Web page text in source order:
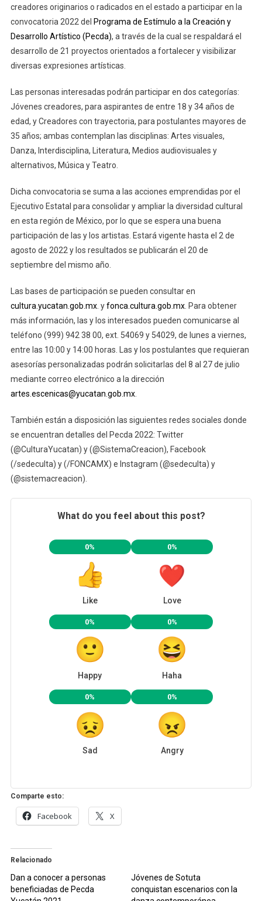
creadores originarios o radicados en el estado a participar en la
convocatoria 2022 del Programa de Estímulo a la Creación y
Desarrollo Artístico (Pecda), a través de la cual se respaldará el
desarrollo de 21 proyectos orientados a fortalecer y visibilizar
diversas expresiones artísticas.
Las personas interesadas podrán participar en dos categorías:
Jóvenes creadores, para aspirantes de entre 18 y 34 años de
edad, y Creadores con trayectoria, para postulantes mayores de
35 años; ambas contemplan las disciplinas: Artes visuales,
Danza, Interdisciplina, Literatura, Medios audiovisuales y
alternativos, Música y Teatro.
Dicha convocatoria se suma a las acciones emprendidas por el
Ejecutivo Estatal para consolidar y ampliar la diversidad cultural
en esta región de México, por lo que se espera una buena
participación de las y los artistas. Estará vigente hasta el 2 de
agosto de 2022 y los resultados se publicarán el 20 de
septiembre del mismo año.
Las bases de participación se pueden consultar en
cultura.yucatan.gob.mx. yfonca.cultura.gob.mx. Para obtener
más información, las y los interesados pueden comunicarse al
teléfono (999) 942 38 00, ext. 54069 y 54029, de lunes a viernes,
entre las 10:00 y 14:00 horas. Las y los postulantes que requieran
asesorías personalizadas podrán solicitarlas del 8 al 27 de julio
mediante correo electrónico a la dirección
artes.escenicas@yucatan.gob.mx.
También están a disposición las siguientes redes sociales donde
se encuentran detalles del Pecda 2022: Twitter
(@CulturaYucatan) y (@SistemaCreacion), Facebook
(/sedeculta) y (/FONCAMX) e Instagram (@sedeculta) y
(@sistemacreacion).
What do you feel about this post?
0%
Like
0%
Love
0%
Happy
0%
Haha
0%
Sad
0%
Angry
Comparte esto:
Facebook X
Relacionado
Dan a conocer a personas
beneficiadas de Pecda
Jóvenes de Sotuta
conquistan escenarios con la